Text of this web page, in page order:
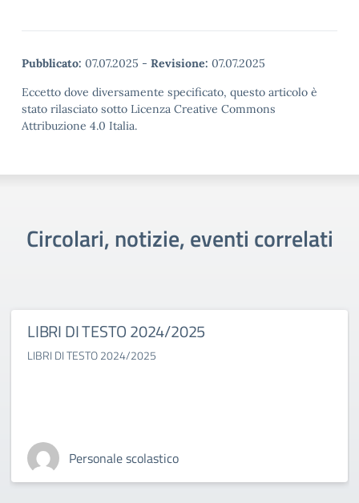
Pubblicato: 07.07.2025 - Revisione: 07.07.2025
Eccetto dove diversamente specificato, questo articolo è
stato rilasciato sotto Licenza Creative Commons
Attribuzione 4.0 Italia.
Circolari, notizie, eventi correlati
LIBRI DI TESTO 2024/2025
LIBRI DI TESTO 2024/2025
Personale scolastico